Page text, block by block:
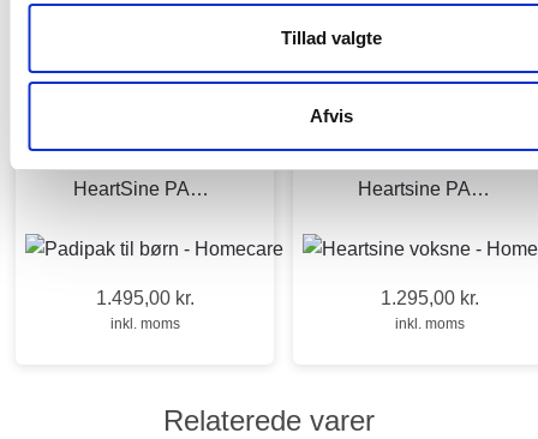
Tillad valgte
Afvis
Du kunne også være interesseret i…
HeartSine PAD 350P/360P/500p – PADIPAK Til børn
1.495,00 kr.
inkl. moms
Heartsine PAD 300P/360P/500P – PADPAK
1.295,00 kr.
inkl. moms
Relaterede varer